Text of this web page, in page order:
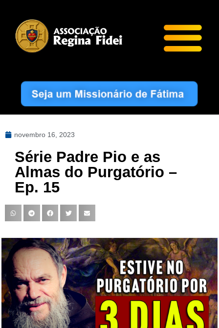
novembro 16, 2023
Série Padre Pio e as
Almas do Purgatório –
Ep. 15